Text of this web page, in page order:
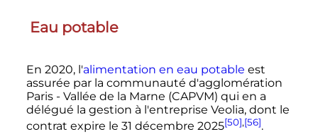
Eau potable
En 2020, l'alimentation en eau potable est
assurée par la communauté d'agglomération
Paris - Vallée de la Marne (CAPVM) qui en a
délégué la gestion à l'entreprise Veolia, dont le
contrat expire le 31 décembre 2025[50],[56].